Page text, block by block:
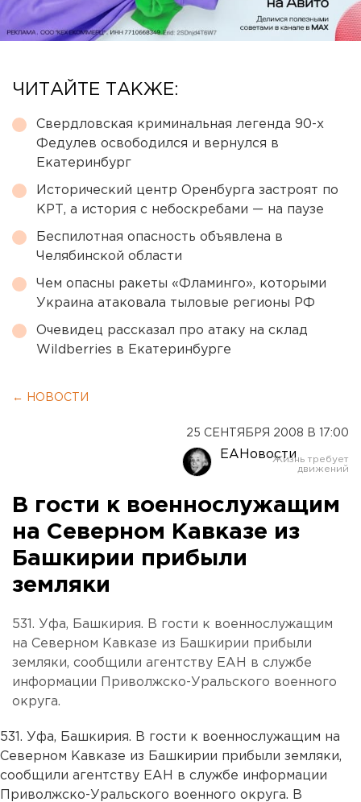
ЧИТАЙТЕ ТАКЖЕ:
Свердловская криминальная легенда 90-х
Федулев освободился и вернулся в
Екатеринбург
Исторический центр Оренбурга застроят по
КРТ, а история с небоскребами — на паузе
Беспилотная опасность объявлена в
Челябинской области
Чем опасны ракеты «Фламинго», которыми
Украина атаковала тыловые регионы РФ
Очевидец рассказал про атаку на склад
Wildberries в Екатеринбурге
← НОВОСТИ
25 СЕНТЯБРЯ 2008 В 17:00
ЕАНовости
В гости к военнослужащим
на Северном Кавказе из
Башкирии прибыли
земляки
531. Уфа, Башкирия. В гости к военнослужащим
на Северном Кавказе из Башкирии прибыли
земляки, сообщили агентству ЕАН в службе
информации Приволжско-Уральского военного
округа.
531. Уфа, Башкирия. В гости к военнослужащим на
Северном Кавказе из Башкирии прибыли земляки,
сообщили агентству ЕАН в службе информации
Приволжско-Уральского военного округа. В